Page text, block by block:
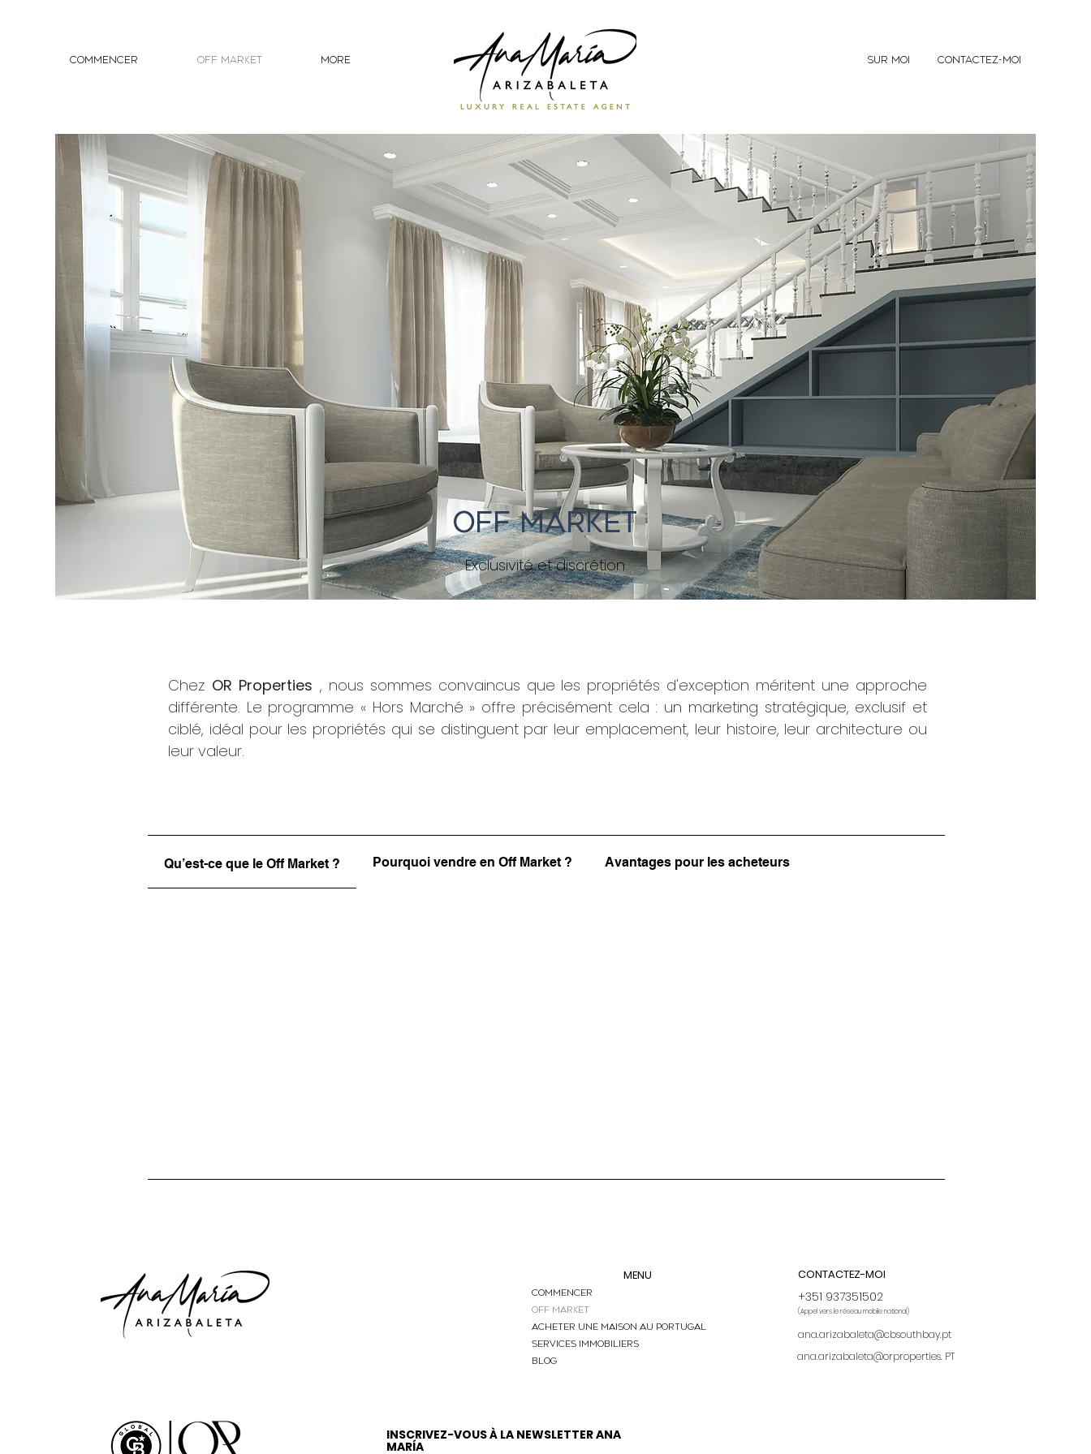
Commencer OFF MARKET More SUR MOI CONTACTEZ-MOI
OFF MARKET
Exclusivité et discrétion
Chez OR Properties , nous sommes convaincus que les propriétés d'exception méritent une approche
différente. Le programme « Hors Marché » offre précisément cela : un marketing stratégique, exclusif et
ciblé, idéal pour les propriétés qui se distinguent par leur emplacement, leur histoire, leur architecture ou
leur valeur.
Qu’est-ce que le Off Market ? Pourquoi vendre en Off Market ? Avantages pour les acheteurs
MENU
Commencer
OFF MARKET
ACHETER UNE MAISON AU PORTUGAL
SERVICES IMMOBILIERS
BLOG
INSCRIVEZ-VOUS À LA NEWSLETTER ANA
MARÍA
CONTACTEZ-MOI
+351 937351502
(Appel vers le réseau mobile national)
ana.arizabaleta@cbsouthbay.pt
ana.arizabaleta@orproperties. PT